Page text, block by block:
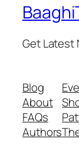
Get Latest
Blog
About
FAQs
Authors